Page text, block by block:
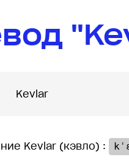
Kevlar (кэвло) :